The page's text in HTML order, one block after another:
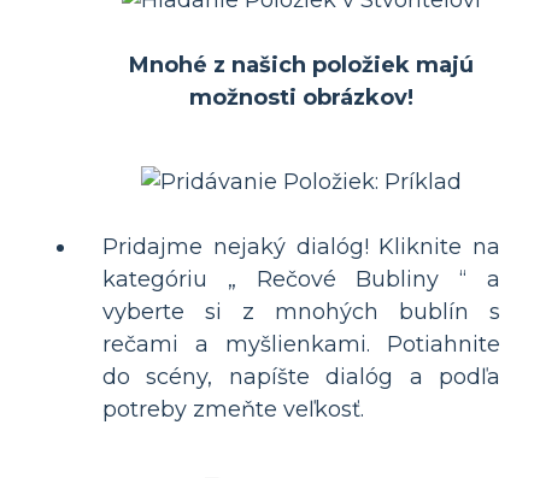
Mnohé z našich položiek majú
možnosti obrázkov!
Pridajme nejaký dialóg! Kliknite na
kategóriu „ Rečové Bubliny “ a
vyberte si z mnohých bublín s
rečami a myšlienkami. Potiahnite
do scény, napíšte dialóg a podľa
potreby zmeňte veľkosť.